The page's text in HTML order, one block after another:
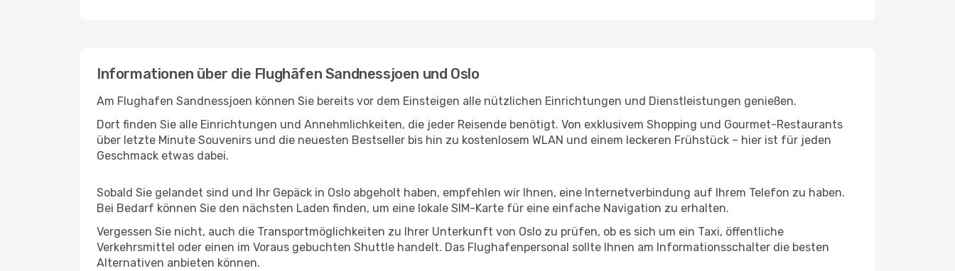
Informationen über die Flughäfen Sandnessjoen und Oslo
Am Flughafen Sandnessjoen können Sie bereits vor dem Einsteigen alle nützlichen Einrichtungen und Dienstleistungen genießen.
Dort finden Sie alle Einrichtungen und Annehmlichkeiten, die jeder Reisende benötigt. Von exklusivem Shopping und Gourmet-Restaurants
über letzte Minute Souvenirs und die neuesten Bestseller bis hin zu kostenlosem WLAN und einem leckeren Frühstück – hier ist für jeden
Geschmack etwas dabei.
Sobald Sie gelandet sind und Ihr Gepäck in Oslo abgeholt haben, empfehlen wir Ihnen, eine Internetverbindung auf Ihrem Telefon zu haben.
Bei Bedarf können Sie den nächsten Laden finden, um eine lokale SIM-Karte für eine einfache Navigation zu erhalten.
Vergessen Sie nicht, auch die Transportmöglichkeiten zu Ihrer Unterkunft von Oslo zu prüfen, ob es sich um ein Taxi, öffentliche
Verkehrsmittel oder einen im Voraus gebuchten Shuttle handelt. Das Flughafenpersonal sollte Ihnen am Informationsschalter die besten
Alternativen anbieten können.